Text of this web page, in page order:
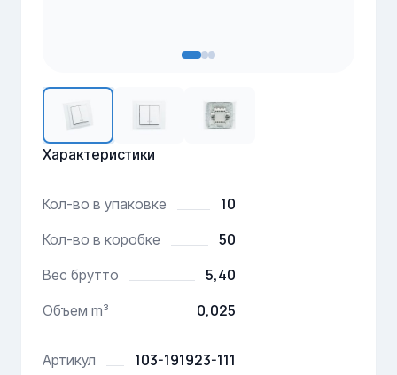
Характеристики
Кол-во в упаковке 10
Кол-во в коробке 50
Вес брутто 5,40
Объем m³ 0,025
Артикул 103-191923-111